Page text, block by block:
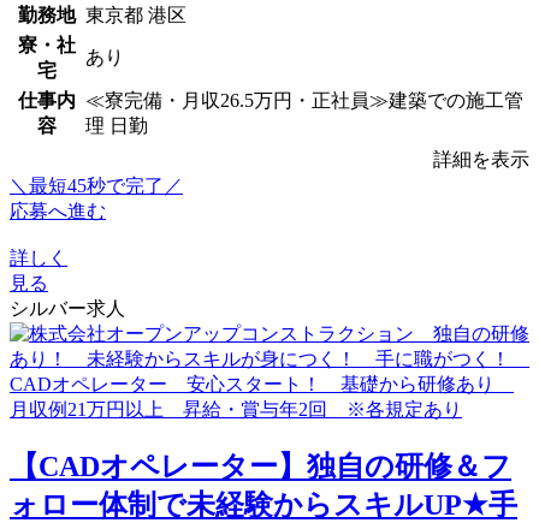
勤務地 東京都 港区
寮・社
宅
あり
仕事内
容
≪寮完備・月収26.5万円・正社員≫建築での施工管
理 日勤
詳細を表示
＼最短45秒で完了／
応募へ進む
詳しく
見る
シルバー求人
【CADオペレーター】独自の研修＆フ
ォロー体制で未経験からスキルUP★手